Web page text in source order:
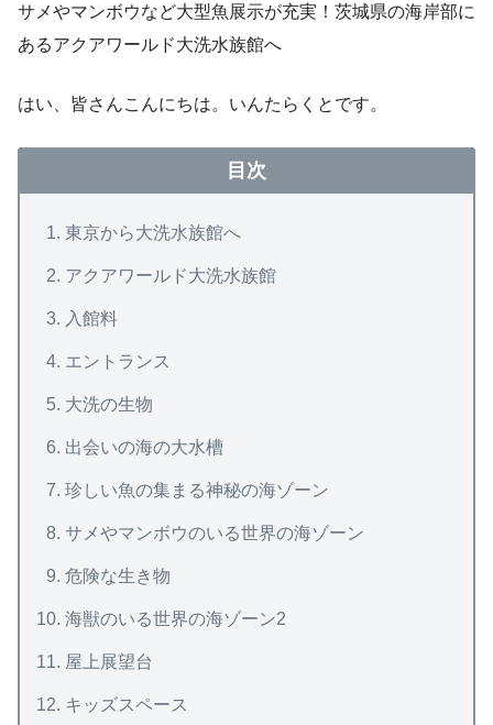
サメやマンボウなど大型魚展示が充実！茨城県の海岸部に
あるアクアワールド大洗水族館へ
はい、皆さんこんにちは。いんたらくとです。
目次
東京から大洗水族館へ
アクアワールド大洗水族館
入館料
エントランス
大洗の生物
出会いの海の大水槽
珍しい魚の集まる神秘の海ゾーン
サメやマンボウのいる世界の海ゾーン
危険な生き物
海獣のいる世界の海ゾーン2
屋上展望台
キッズスペース